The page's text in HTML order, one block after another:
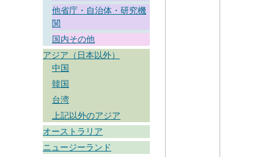
他省庁・自治体・研究機
関
国内その他
アジア（日本以外）
中国
韓国
台湾
上記以外のアジア
オーストラリア
ニュージーランド